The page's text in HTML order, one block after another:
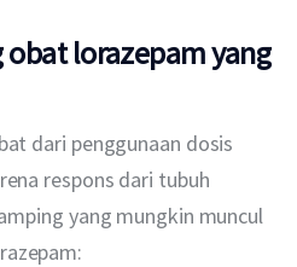
lorazepam yang
dari penggunaan dosis
respons dari tubuh
yang mungkin muncul